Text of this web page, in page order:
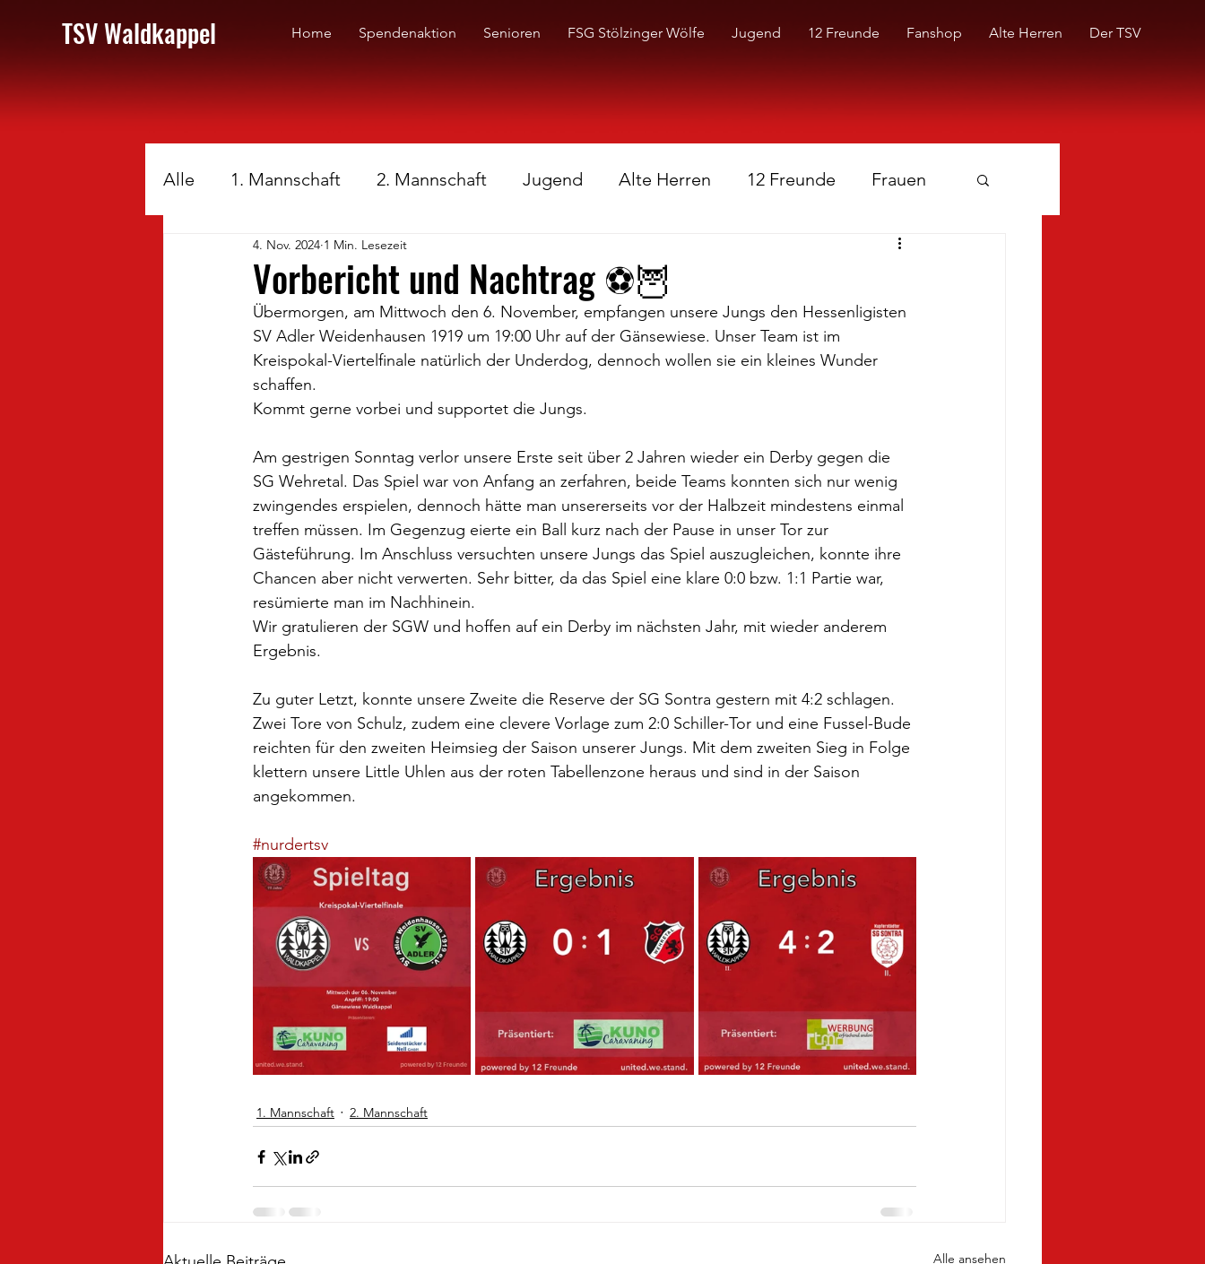
TSV Waldkappel Home Spendenaktion Senioren FSG Stölzinger Wölfe Jugend 12 Freunde Fanshop Alte Herren Der TSV
Alle 1. Mannschaft 2. Mannschaft Jugend Alte Herren 12 Freunde Frauen
Vorbericht und Nachtrag ⚽️🦉
4. Nov. 2024 1 Min. Lesezeit
Übermorgen, am Mittwoch den 6. November, empfangen unsere Jungs den Hessenligisten
SV Adler Weidenhausen 1919 um 19:00 Uhr auf der Gänsewiese. Unser Team ist im
Kreispokal-Viertelfinale natürlich der Underdog, dennoch wollen sie ein kleines Wunder
schaffen.
Kommt gerne vorbei und supportet die Jungs.
Am gestrigen Sonntag verlor unsere Erste seit über 2 Jahren wieder ein Derby gegen die
SG Wehretal. Das Spiel war von Anfang an zerfahren, beide Teams konnten sich nur wenig
zwingendes erspielen, dennoch hätte man unsererseits vor der Halbzeit mindestens einmal
treffen müssen. Im Gegenzug eierte ein Ball kurz nach der Pause in unser Tor zur
Gästeführung. Im Anschluss versuchten unsere Jungs das Spiel auszugleichen, konnte ihre
Chancen aber nicht verwerten. Sehr bitter, da das Spiel eine klare 0:0 bzw. 1:1 Partie war,
resümierte man im Nachhinein.
Wir gratulieren der SGW und hoffen auf ein Derby im nächsten Jahr, mit wieder anderem
Ergebnis.
Zu guter Letzt, konnte unsere Zweite die Reserve der SG Sontra gestern mit 4:2 schlagen.
Zwei Tore von Schulz, zudem eine clevere Vorlage zum 2:0 Schiller-Tor und eine Fussel-Bude
reichten für den zweiten Heimsieg der Saison unserer Jungs. Mit dem zweiten Sieg in Folge
klettern unsere Little Uhlen aus der roten Tabellenzone heraus und sind in der Saison
angekommen.
#nurdertsv
1. Mannschaft 2. Mannschaft
Alle ansehen